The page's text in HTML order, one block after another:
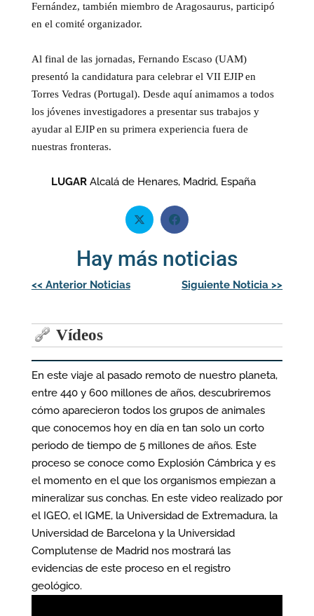
Fernández, también miembro de Aragosaurus, participó
en el comité organizador.
Al final de las jornadas, Fernando Escaso (UAM)
presentó la candidatura para celebrar el VII EJIP en
Torres Vedras (Portugal). Desde aquí animamos a todos
los jóvenes investigadores a presentar sus trabajos y
ayudar al EJIP en su primera experiencia fuera de
nuestras fronteras.
LUGARAlcalá de Henares, Madrid, España
Hay más noticias
Navegación
de
<< Anterior Noticias Siguiente Noticia >>
Vídeos
En este viaje al pasado remoto de nuestro planeta,
entre 440 y 600 millones de años, descubriremos
cómo aparecieron todos los grupos de animales
que conocemos hoy en día en tan solo un corto
periodo de tiempo de 5 millones de años. Este
proceso se conoce como Explosión Cámbrica y es
el momento en el que los organismos empiezan a
mineralizar sus conchas. En este video realizado por
el IGEO, el IGME, la Universidad de Extremadura, la
Universidad de Barcelona y la Universidad
Complutense de Madrid nos mostrará las
evidencias de este proceso en el registro
geológico.